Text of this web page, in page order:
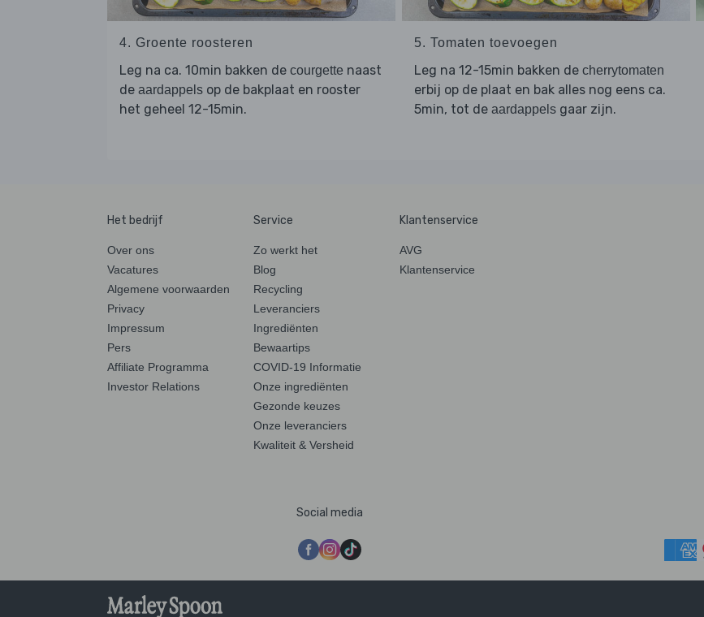
4. Groente roosteren
Leg na ca. 10min bakken de courgette naast
de aardappels op de bakplaat en rooster
het geheel 12-15min.
5. Tomaten toevoegen
Leg na 12-15min bakken de cherrytomaten
erbij op de plaat en bak alles nog eens ca.
5min, tot de aardappelsgaar zijn.
Het bedrijf
Over ons
Vacatures
Algemene voorwaarden
Privacy
Impressum
Pers
Affiliate Programma
Investor Relations
Service
Zo werkt het
Blog
Recycling
Leveranciers
Ingrediënten
Bewaartips
COVID-19 Informatie
Onze ingrediënten
Gezonde keuzes
Onze leveranciers
Kwaliteit & Versheid
Klantenservice
AVG
Klantenservice
Social media